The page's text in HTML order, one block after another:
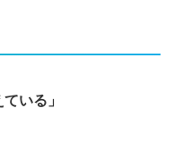
いる」